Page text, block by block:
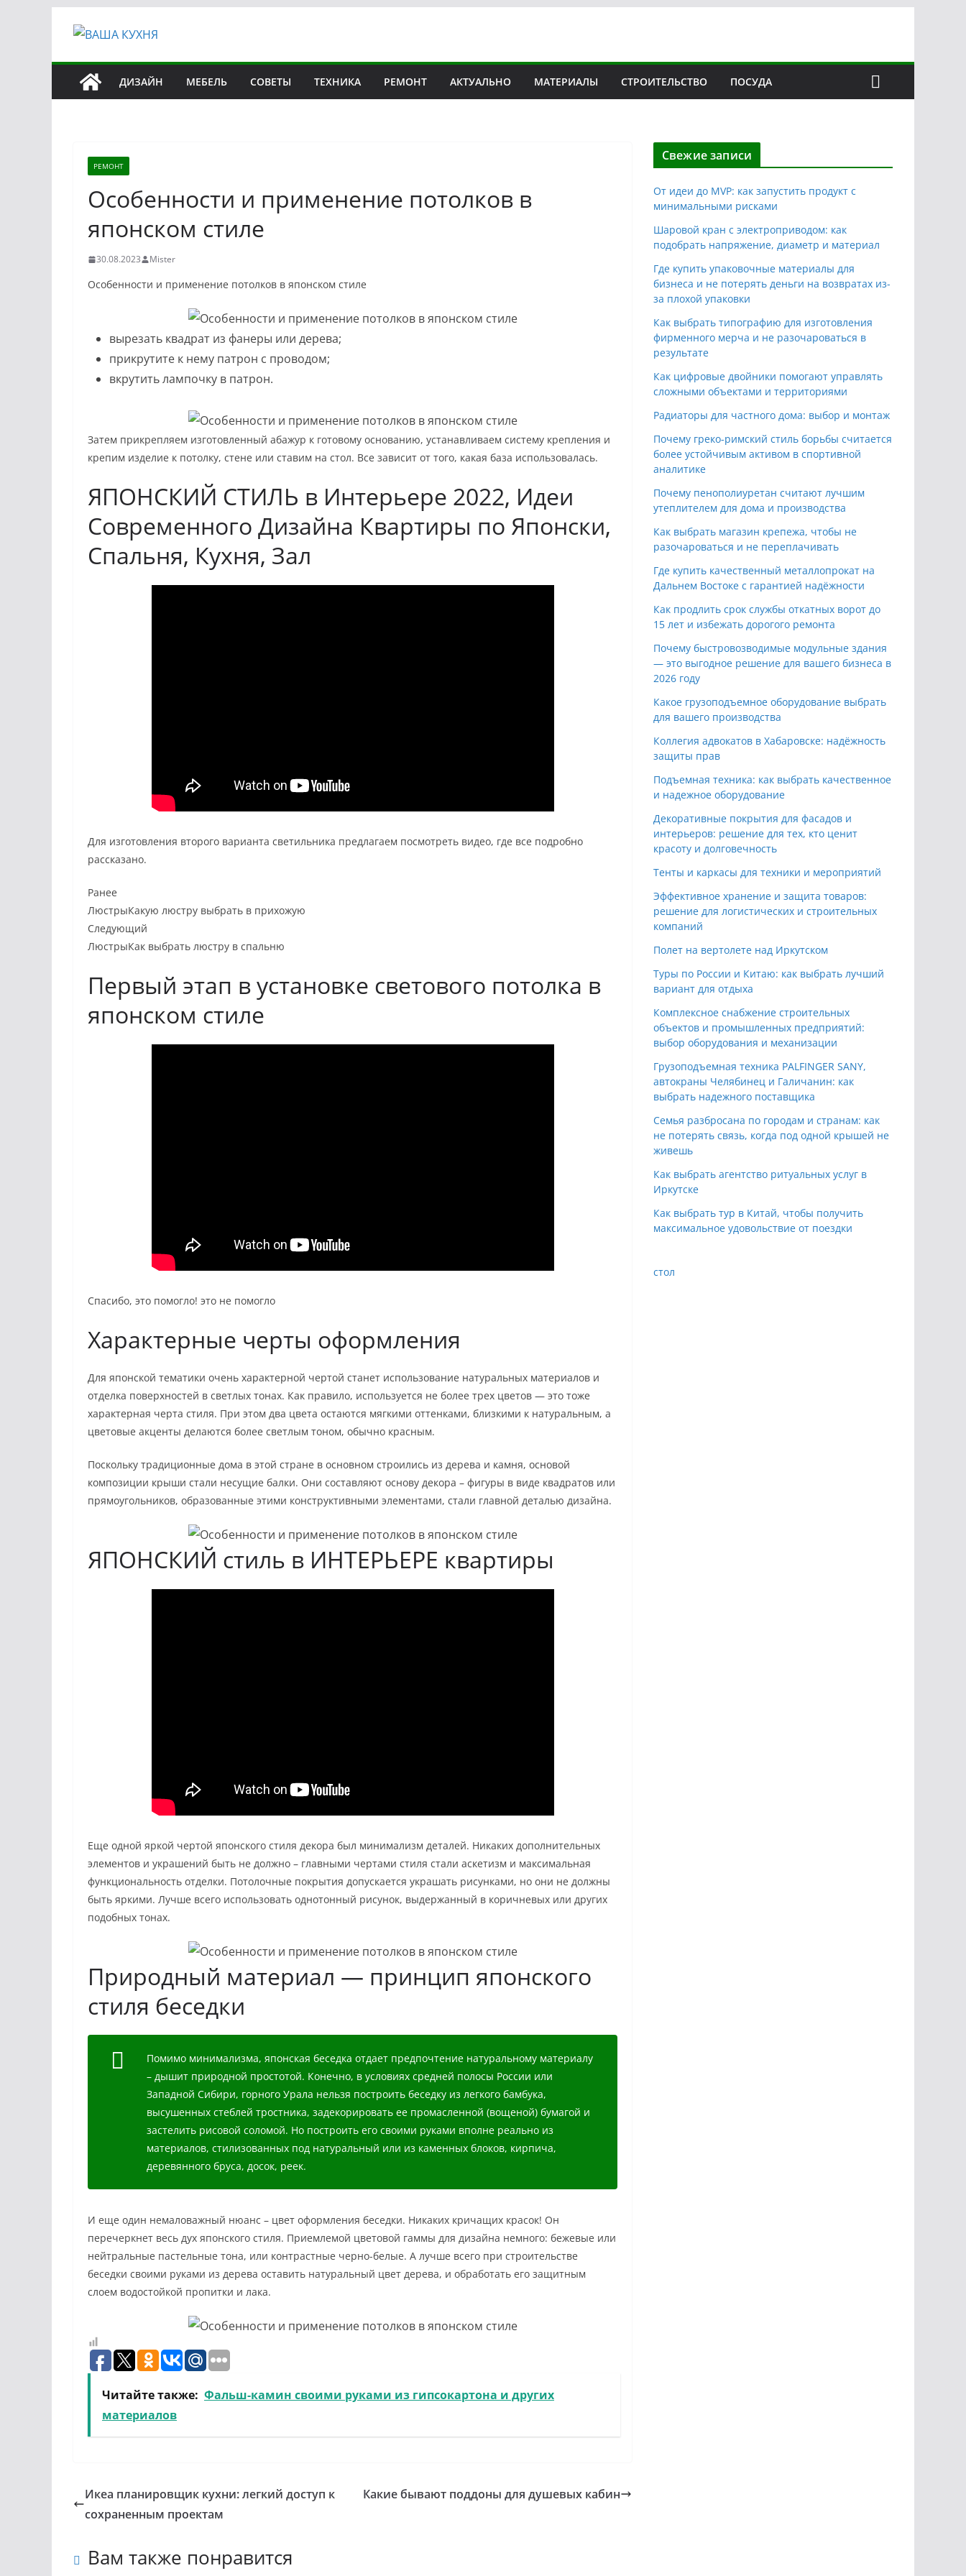
ДИЗАЙН МЕБЕЛЬ СОВЕТЫ ТЕХНИКА РЕМОНТ АКТУАЛЬНО МАТЕРИАЛЫ СТРОИТЕЛЬСТВО ПОСУДА
РЕМОНТ
Особенности и применение потолков в
японском стиле
30.08.2023 Mister
Особенности и применение потолков в японском стиле
вырезать квадрат из фанеры или дерева;
прикрутите к нему патрон с проводом;
вкрутить лампочку в патрон.
Затем прикрепляем изготовленный абажур к готовому основанию, устанавливаем систему крепления и
крепим изделие к потолку, стене или ставим на стол. Все зависит от того, какая база использовалась.
ЯПОНСКИЙ СТИЛЬ в Интерьере 2022, Идеи
Современного Дизайна Квартиры по Японски,
Спальня, Кухня, Зал
Для изготовления второго варианта светильника предлагаем посмотреть видео, где все подробно
рассказано.
Ранее
ЛюстрыКакую люстру выбрать в прихожую
Следующий
ЛюстрыКак выбрать люстру в спальню
Первый этап в установке светового потолка в
японском стиле
Спасибо, это помогло! это не помогло
Характерные черты оформления
Для японской тематики очень характерной чертой станет использование натуральных материалов и
отделка поверхностей в светлых тонах. Как правило, используется не более трех цветов — это тоже
характерная черта стиля. При этом два цвета остаются мягкими оттенками, близкими к натуральным, а
цветовые акценты делаются более светлым тоном, обычно красным.
Поскольку традиционные дома в этой стране в основном строились из дерева и камня, основой
композиции крыши стали несущие балки. Они составляют основу декора – фигуры в виде квадратов или
прямоугольников, образованные этими конструктивными элементами, стали главной деталью дизайна.
ЯПОНСКИЙ стиль в ИНТЕРЬЕРЕ квартиры
Еще одной яркой чертой японского стиля декора был минимализм деталей. Никаких дополнительных
элементов и украшений быть не должно – главными чертами стиля стали аскетизм и максимальная
функциональность отделки. Потолочные покрытия допускается украшать рисунками, но они не должны
быть яркими. Лучше всего использовать однотонный рисунок, выдержанный в коричневых или других
подобных тонах.
Природный материал — принцип японского
стиля беседки
Помимо минимализма, японская беседка отдает предпочтение натуральному материалу
– дышит природной простотой. Конечно, в условиях средней полосы России или
Западной Сибири, горного Урала нельзя построить беседку из легкого бамбука,
высушенных стеблей тростника, задекорировать ее промасленной (вощеной) бумагой и
застелить рисовой соломой. Но построить его своими руками вполне реально из
материалов, стилизованных под натуральный или из каменных блоков, кирпича,
деревянного бруса, досок, реек.
И еще один немаловажный нюанс – цвет оформления беседки. Никаких кричащих красок! Он
перечеркнет весь дух японского стиля. Приемлемой цветовой гаммы для дизайна немного: бежевые или
нейтральные пастельные тона, или контрастные черно-белые. А лучше всего при строительстве
беседки своими руками из дерева оставить натуральный цвет дерева, и обработать его защитным
слоем водостойкой пропитки и лака.
Читайте также: Фальш-камин своими руками из гипсокартона и других
материалов
Икеа планировщик кухни: легкий доступ к
сохраненным проектам
Какие бывают поддоны для душевых кабин
Вам также понравится
Свежие записи
От идеи до MVP: как запустить продукт с
минимальными рисками
Шаровой кран с электроприводом: как
подобрать напряжение, диаметр и материал
Где купить упаковочные материалы для
бизнеса и не потерять деньги на возвратах из-
за плохой упаковки
Как выбрать типографию для изготовления
фирменного мерча и не разочароваться в
результате
Как цифровые двойники помогают управлять
сложными объектами и территориями
Радиаторы для частного дома: выбор и монтаж
Почему греко-римский стиль борьбы считается
более устойчивым активом в спортивной
аналитике
Почему пенополиуретан считают лучшим
утеплителем для дома и производства
Как выбрать магазин крепежа, чтобы не
разочароваться и не переплачивать
Где купить качественный металлопрокат на
Дальнем Востоке с гарантией надёжности
Как продлить срок службы откатных ворот до
15 лет и избежать дорогого ремонта
Почему быстровозводимые модульные здания
— это выгодное решение для вашего бизнеса в
2026 году
Какое грузоподъемное оборудование выбрать
для вашего производства
Коллегия адвокатов в Хабаровске: надёжность
защиты прав
Подъемная техника: как выбрать качественное
и надежное оборудование
Декоративные покрытия для фасадов и
интерьеров: решение для тех, кто ценит
красоту и долговечность
Тенты и каркасы для техники и мероприятий
Эффективное хранение и защита товаров:
решение для логистических и строительных
компаний
Полет на вертолете над Иркутском
Туры по России и Китаю: как выбрать лучший
вариант для отдыха
Комплексное снабжение строительных
объектов и промышленных предприятий:
выбор оборудования и механизации
Грузоподъемная техника PALFINGER SANY,
автокраны Челябинец и Галичанин: как
выбрать надежного поставщика
Семья разбросана по городам и странам: как
не потерять связь, когда под одной крышей не
живешь
Как выбрать агентство ритуальных услуг в
Иркутске
Как выбрать тур в Китай, чтобы получить
максимальное удовольствие от поездки
стол